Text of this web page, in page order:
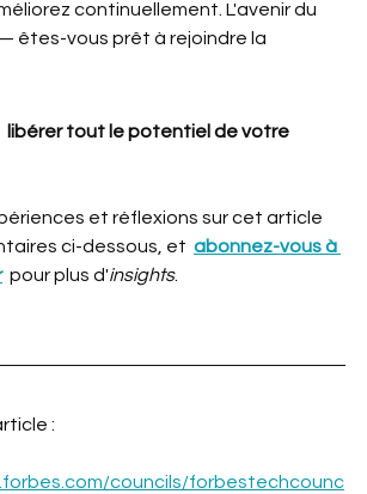
continuellement. L'avenir du
êtes-vous prêt à rejoindre la
libérer tout le potentiel de votre
et réflexions sur cet article
ci-dessous, et abonnez-vous à
pour plus d'insights.
:
councils/forbestechcounc